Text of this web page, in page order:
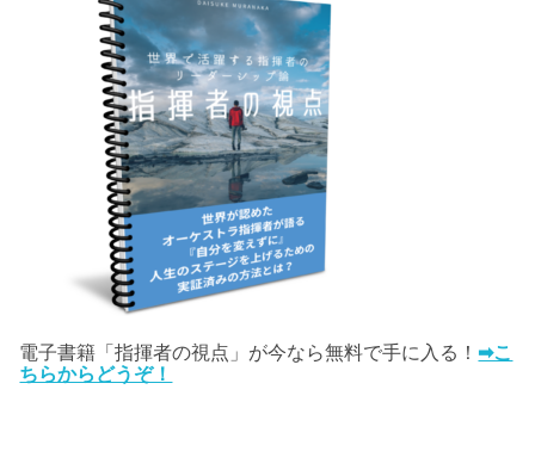
電子書籍「指揮者の視点」が今なら無料で手に入る！ ➡こ
ちらからどうぞ！